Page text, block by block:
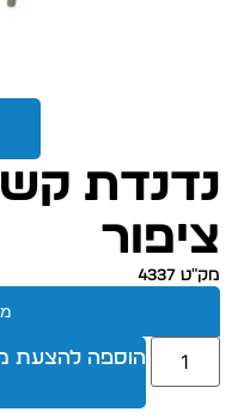
נדנדת
ציפור
מק״ט 4337
הוספה להצעת